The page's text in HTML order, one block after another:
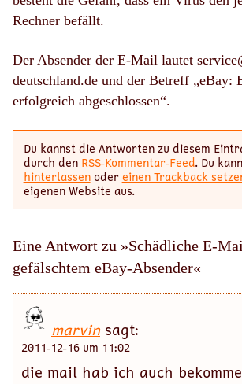
Rechner befällt.
Der Absender der E-Mail lautet
deutschland.de und der Betreff „eBay:
erfolgreich abgeschlossen“.
Du kannst die Antworten zu diesem
durch den RSS-Kommentar-Feed. Du
hinterlassenodereinen Trackback
eigenen Website aus.
Eine Antwort zu »Schädliche E-
gefälschtem eBay-Absender«
marvinsagt:
2011-12-16 um 11:02
die mail hab ich auch